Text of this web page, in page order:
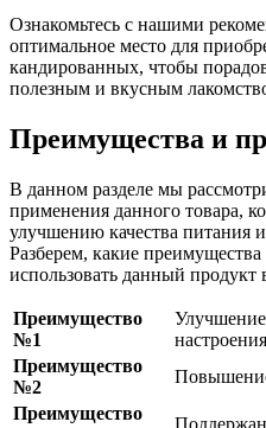
Ознакомьтесь с нашими
оптимальное место для
кандированных, чтобы
полезным и вкусным
Преимущества и
В данном разделе мы
применения данного товара,
улучшению качества питания
Разберем, какие
использовать данный
Преимущество
№1
настроения
Преимущество
№2
Преимущество